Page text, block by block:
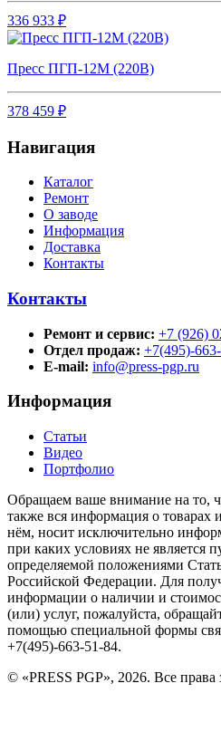
336 933 ₽
Пресс ПГП-12М (220В)
378 459 ₽
Навигация
Каталог
Ремонт
О заводе
Информация
Доставка
Контакты
Контакты
Ремонт и сервис: +7 (926)
Отдел продаж: +7(495)-
E-mail: info@press-pgp.ru
Информация
Статьи
Видео
Портфолио
Обращаем ваше внимание на то,
также вся информация о товарах
нём, носит исключительно
при каких условиях не является
определяемой положениями
Российской Федерации. Для
информации о наличии и
(или) услуг, пожалуйста,
помощью специальной формы
+7(495)-663-51-84.
© «PRESS PGP», 2026. Все